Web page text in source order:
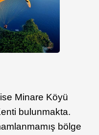
Minare Köyü
bulunmakta.
bölge